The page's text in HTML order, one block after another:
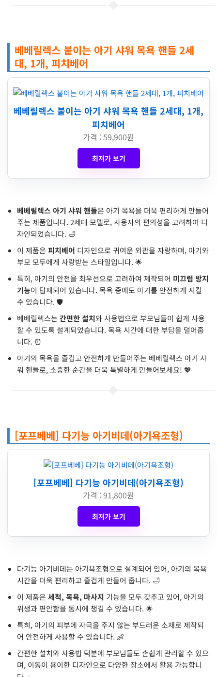
베베릴렉스 붙이는 아기 샤워 목욕 핸들 2세
대, 1개, 피치베어
베베릴렉스 붙이는 아기 샤워 목욕 핸들 2세대, 1개,
피치베어
가격 : 59,900원
최저가 보기
베베릴렉스 아기 샤워 핸들은 아기 목욕을 더욱 편리하게 만들어
주는 제품입니다. 2세대 모델로, 사용자의 편의성을 고려하여 디
자인되었습니다. 🛁
이 제품은 피치베어 디자인으로 귀여운 외관을 자랑하며, 아기와
부모 모두에게 사랑받는 스타일입니다. 🌟
특히, 아기의 안전을 최우선으로 고려하여 제작되어 미끄럼 방지
기능이 탑재되어 있습니다. 목욕 중에도 아기를 안전하게 지킬
수 있습니다. 🛡️
베베릴렉스는 간편한 설치와 사용법으로 부모님들이 쉽게 사용
할 수 있도록 설계되었습니다. 목욕 시간에 대한 부담을 덜어줍
니다. ⏰
아기의 목욕을 즐겁고 안전하게 만들어주는 베베릴렉스 아기 샤
워 핸들로, 소중한 순간을 더욱 특별하게 만들어보세요! 💖
[포프베베] 다기능 아기비데(아기욕조형)
[포프베베] 다기능 아기비데(아기욕조형)
가격 : 91,800원
최저가 보기
다기능 아기비데는 아기욕조형으로 설계되어 있어, 아기의 목욕
시간을 더욱 편리하고 즐겁게 만들어 줍니다. 🛁
이 제품은 세척, 목욕, 마사지 기능을 모두 갖추고 있어, 아기의
위생과 편안함을 동시에 챙길 수 있습니다. 🌟
특히, 아기의 피부에 자극을 주지 않는 부드러운 소재로 제작되
어 안전하게 사용할 수 있습니다. 👶
간편한 설치와 사용법 덕분에 부모님들도 손쉽게 관리할 수 있으
며, 이동이 용이한 디자인으로 다양한 장소에서 활용 가능합니